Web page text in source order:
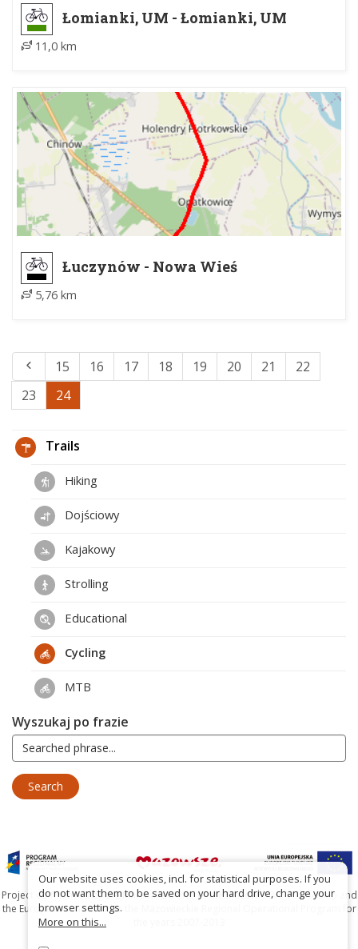
Łomianki, UM - Łomianki, UM
11,0 km
Łuczynów - Nowa Wieś
5,76 km
15 16 17 18 19 20 21
22
23
24
Trails
Hiking
Dojściowy
Kajakowy
Strolling
Educational
Cycling
MTB
Wyszukaj po frazie
Project co-financed by the Marshal's Office of the Mazowieckie Voivodship and
the European Union under the Mazowieckie Regional Operational Program for
Our website uses cookies, incl. for statistical purposes. If you
do not want them to be saved on your hard drive, change your
browser settings.
More on this...